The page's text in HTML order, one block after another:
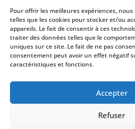
Pour offrir les meilleures expériences,
telles que les cookies pour stocker et/ou
appareils. Le fait de consentir à ces
traiter des données telles que le
uniques sur ce site. Le fait de ne pas
consentement peut avoir un effet négatif
caractéristiques et fonctions.
Accepter
Refuser
Actualités
Contact
- 4 square Édouard VII –
3 boulevard de Louvain – 13008